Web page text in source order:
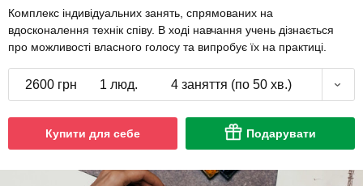
Комплекс індивідуальних занять, спрямованих на
вдосконалення технік співу. В ході навчання учень дізнається
про можливості власного голосу та випробує їх на практиці.
2600 грн 1 люд. 4 заняття (по 50 хв.)
Купити для себе Подарувати